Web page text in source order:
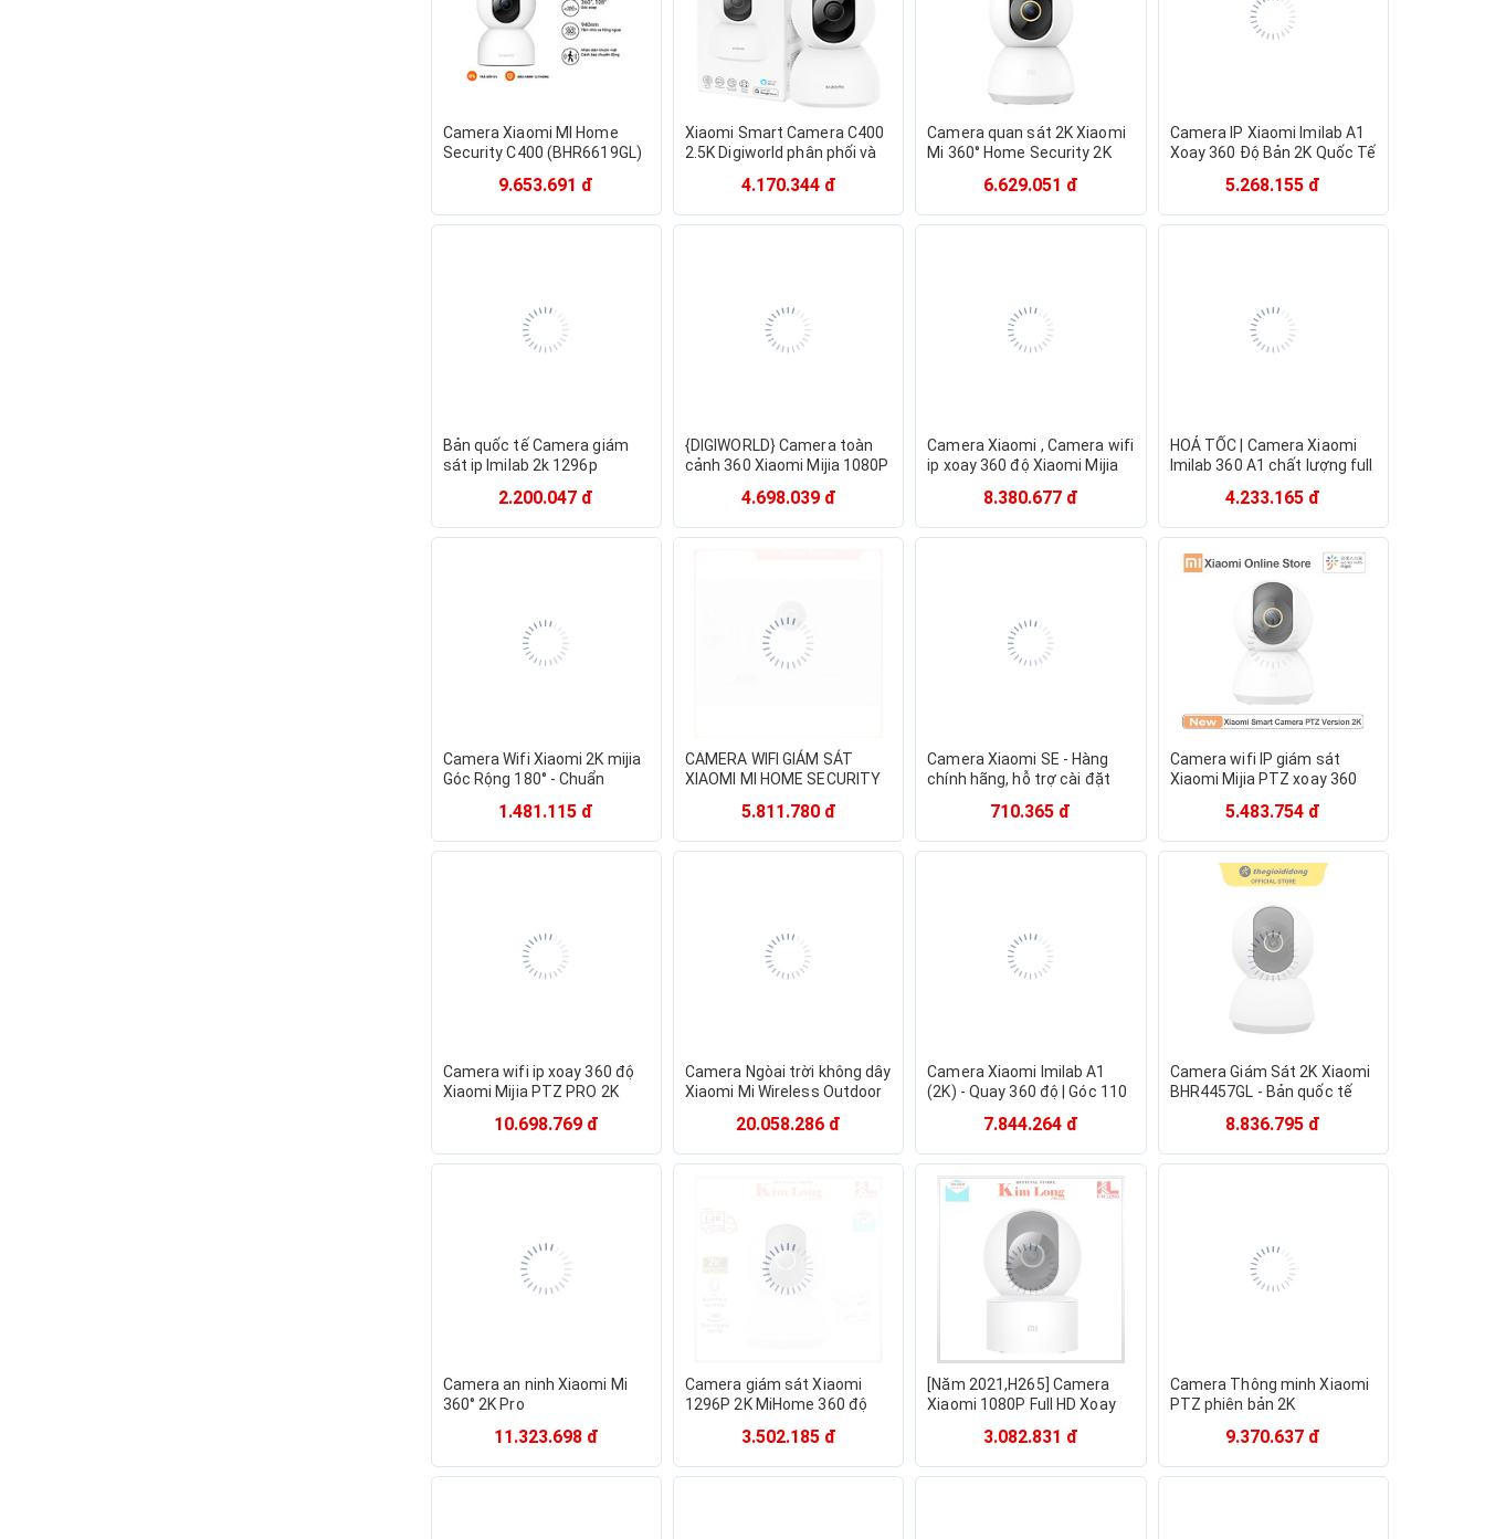
Camera Xiaomi MI Home
Security C400 (BHR6619GL)
rõ nét 2,5K - Hàng chính
hãng
9.653.691 đ
Xiaomi Smart Camera C400
2.5K Digiworld phân phối và
Hàng Chính Hãng
4.170.344 đ
Camera quan sát 2K Xiaomi
Mi 360° Home Security 2K
Hàng chính hãng
6.629.051 đ
Camera IP Xiaomi Imilab A1
Xoay 360 Độ Bản 2K Quốc Tế
5.268.155 đ
Bản quốc tế Camera giám
sát ip Imilab 2k 1296p
nguyên seal - Hàng chính
hãng
2.200.047 đ
{DIGIWORLD} Camera toàn
cảnh 360 Xiaomi Mijia 1080P
4.698.039 đ
Camera Xiaomi , Camera wifi
ip xoay 360 độ Xiaomi Mijia
chính hãng8.380.677 đ
HOẢ TỐC | Camera Xiaomi
Imilab 360 A1 chất lượng full
360 1080P | MIHOANGGIA
4.233.165 đ
Camera Wifi Xiaomi 2K mijia
Góc Rộng 180° - Chuẩn
thoại , ghi âm , hồng ngoại
xem đêm
1.481.115 đ
CAMERA WIFI GIÁM SÁT
XIAOMI MI HOME SECURITY
5.811.780 đ
Camera Xiaomi SE - Hàng
chính hãng, hỗ trợ cài đặt
710.365 đ
Camera wifi IP giám sát
Xiaomi Mijia PTZ xoay 360
5.483.754 đ
Camera wifi ip xoay 360 độ
Xiaomi Mijia PTZ PRO 2K
10.698.769 đ
Camera Ngòai trời không dây
Xiaomi Mi Wireless Outdoor
BHR4435GL
MWC13/BHR4433GL
20.058.286 đ
Camera Xiaomi Imilab A1
(2K) - Quay 360 độ | Góc 110
chính hãng7.844.264 đ
Camera Giám Sát 2K Xiaomi
BHR4457GL - Bản quốc tế
8.836.795 đ
Camera an ninh Xiaomi Mi
360° 2K Pro
11.323.698 đ
Camera giám sát Xiaomi
1296P 2K MiHome 360 độ
Digiworld chính hãng
3.502.185 đ
[Năm 2021,H265] Camera
Xiaomi 1080P Full HD Xoay
tế - Bảo hành 12 tháng chính
hãng
3.082.831 đ
Camera Thông minh Xiaomi
PTZ phiên bản 2K
9.370.637 đ